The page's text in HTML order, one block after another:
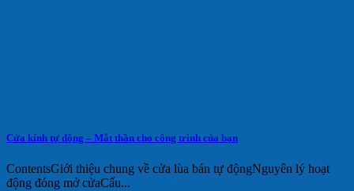
Cửa kính tự động – Mắt thần cho công trình của bạn
ContentsGiới thiệu chung về cửa lùa bán tự độngNguyên lý hoạt
động đóng mở cửaCấu...